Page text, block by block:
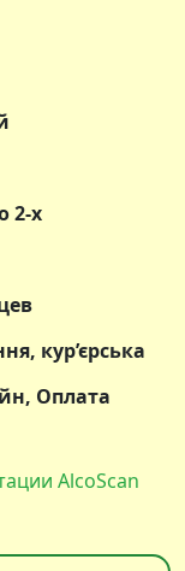
2-х
кур’єрська
Оплата
AlcoScan